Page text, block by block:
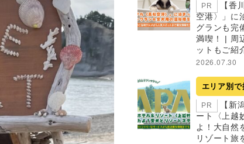
PR
【香
空港〉」に
グランも完
満喫！ | 周
ットもご紹
2026.07.30
エリア別で
PR
【新
ート〈上越
よ！大自然
リゾート旅